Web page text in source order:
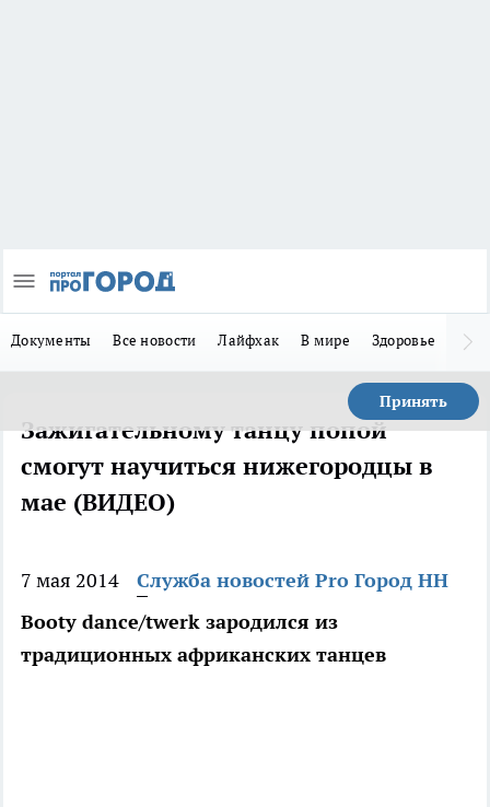
Документы Все новости Лайфхак В мире Здоровье
Принять
Зажигательному танцу попой
смогут научиться нижегородцы в
мае (ВИДЕО)
7 мая 2014
Служба новостей Pro Город НН
Booty dance/twerk зародился из
традиционных африканских танцев